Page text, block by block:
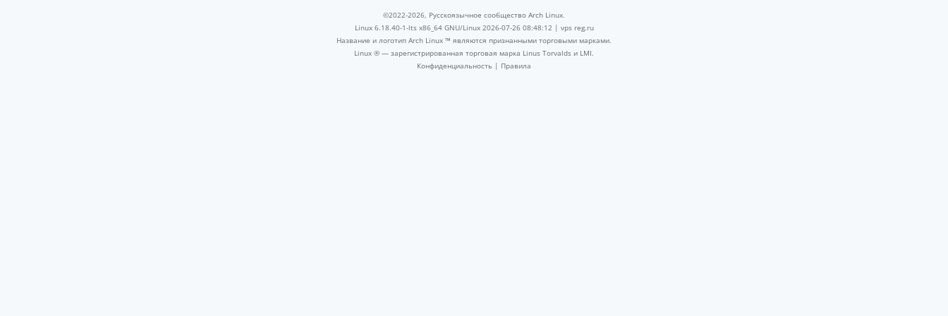
©2022-2026, Русскоязычное сообщество Arch Linux.
Linux 6.18.40-1-lts x86_64 GNU/Linux 2026-07-26 08:48:12 | vps reg.ru
Название и логотип Arch Linux ™ являются признанными торговыми марками.
Linux ® — зарегистрированная торговая марка Linus Torvalds и LMI.
Конфиденциальность | Правила